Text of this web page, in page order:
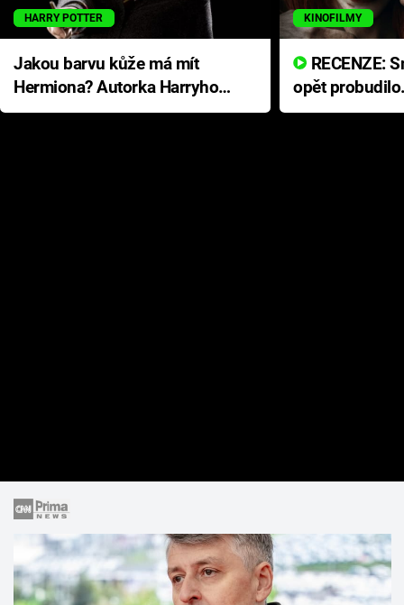
HARRY POTTER
Jakou barvu kůže má mít
Hermiona? Autorka Harryho
Pottera přišla s ráznou
KINOFILMY
opět
přichází s